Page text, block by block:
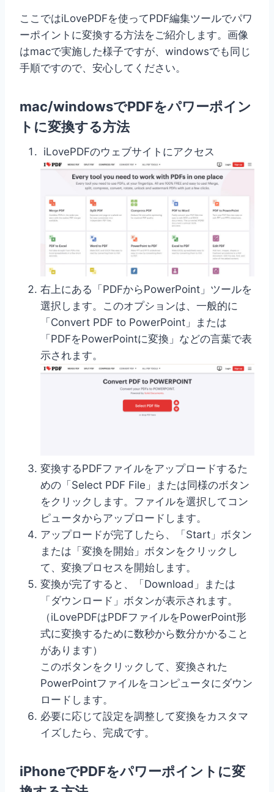
ここではiLovePDFを使ってPDF編集ツールでパワ
ーポイントに変換する方法をご紹介します。画像
はmacで実施した様子ですが、windowsでも同じ
手順ですので、安心してください。
mac/windowsでPDFをパワーポイン
トに変換する方法
iLovePDFのウェブサイトにアクセス
右上にある「PDFからPowerPoint」ツールを
選択します。このオプションは、一般的に
「Convert PDF to PowerPoint」または
「PDFをPowerPointに変換」などの言葉で表
示されます。
変換するPDFファイルをアップロードするた
めの「Select PDF File」または同様のボタン
をクリックします。ファイルを選択してコン
ピュータからアップロードします。
アップロードが完了したら、「Start」ボタン
または「変換を開始」ボタンをクリックし
て、変換プロセスを開始します。
変換が完了すると、「Download」または
「ダウンロード」ボタンが表示されます。
（iLovePDFはPDFファイルをPowerPoint形
式に変換するために数秒から数分かかること
があります）
このボタンをクリックして、変換された
PowerPointファイルをコンピュータにダウン
ロードします。
必要に応じて設定を調整して変換をカスタマ
イズしたら、完成です。
iPhoneでPDFをパワーポイントに変